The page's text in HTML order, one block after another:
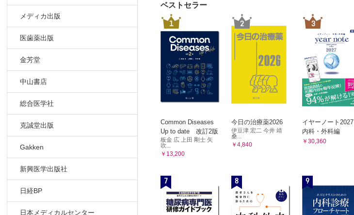
メディカ出版
医歯薬出版
金芳堂
中山書店
総合医学社
克誠堂出版
Gakken
新興医学出版社
日経BP
日本メディカルセンター
ベストセラー
1
Common Diseases
Up to date 改訂2版
板金 広 上田 剛士 矢
吹...
￥13,200
2
今日の治療薬2026
伊豆津 宏二 今井 靖
桑...
￥4,840
3
イヤーノート2027
内科・外科編
￥30,360
7 8 9